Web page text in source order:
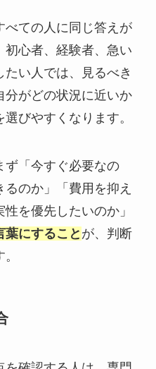
べての人に同じ答えが
初心者、経験者、急い
い人では、見るべき
分がどの状況に近いか
びやすくなります。
ず「今すぐ必要なの
のか」「費用を抑え
を優先したいのか」
葉にすること が、判断